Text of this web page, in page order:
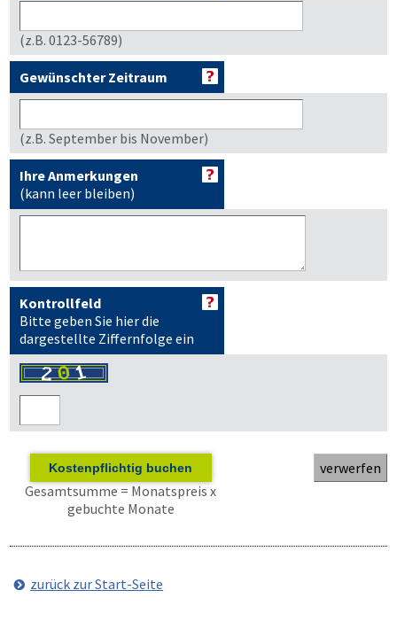
(z.B. 0123-56789)
Gewünschter Zeitraum
(z.B. September bis November)
Ihre Anmerkungen
(kann leer bleiben)
Kontrollfeld
Bitte geben Sie hier die
dargestellte Ziffernfolge ein
Kostenpflichtig buchen
Gesamtsumme = Monatspreis x
gebuchte Monate
zurück zur Start-Seite